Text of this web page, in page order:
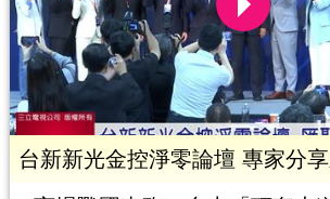
台新新光金控淨零論壇 專家分